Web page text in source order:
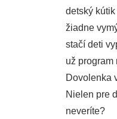
detský
žiadne
stačí deti
už program
Dovolenka
Nielen pre
neveríte?